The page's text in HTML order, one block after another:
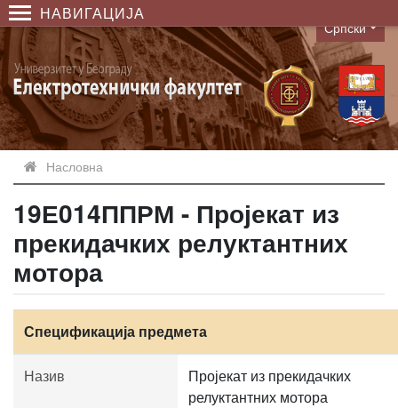
НАВИГАЦИЈА
Language
Српски
Насловна
19Е014ППРМ - Пројекат из
прекидачких релуктантних
мотора
Спецификација предмета
Назив
Пројекат из прекидачких
релуктантних мотора